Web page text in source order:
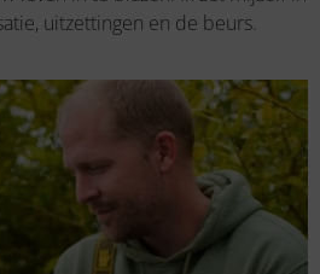
uitzettingen en de beurs.